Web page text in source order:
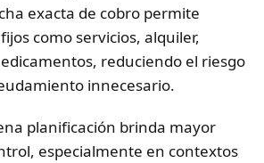
exacta de cobro permite
como servicios, alquiler,
reduciendo el riesgo
innecesario.
planificación brinda mayor
especialmente en contextos